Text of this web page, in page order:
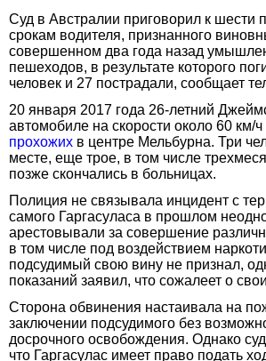
Суд в Австралии приговорил к шести
срокам водителя, признанного
совершенном два года назад
пешеходов, в результате которого
человек и 27 пострадали, сообщает
20 января 2017 года 26-летний
автомобиле на скорости около 60 км/ч
прохожих в центре Мельбурна. Три
месте, еще трое, в том числе
позже скончались в больницах.
Полиция не связывала инцидент с
самого Гаргасуласа в прошлом
арестовывали за совершение
в том числе под воздействием
подсудимый свою вину не признал,
показаний заявил, что сожалеет о
Cторона обвинения настаивала на
заключении подсудимого без
досрочного освобождения. Однако
что Гаргасулас имеет право подать